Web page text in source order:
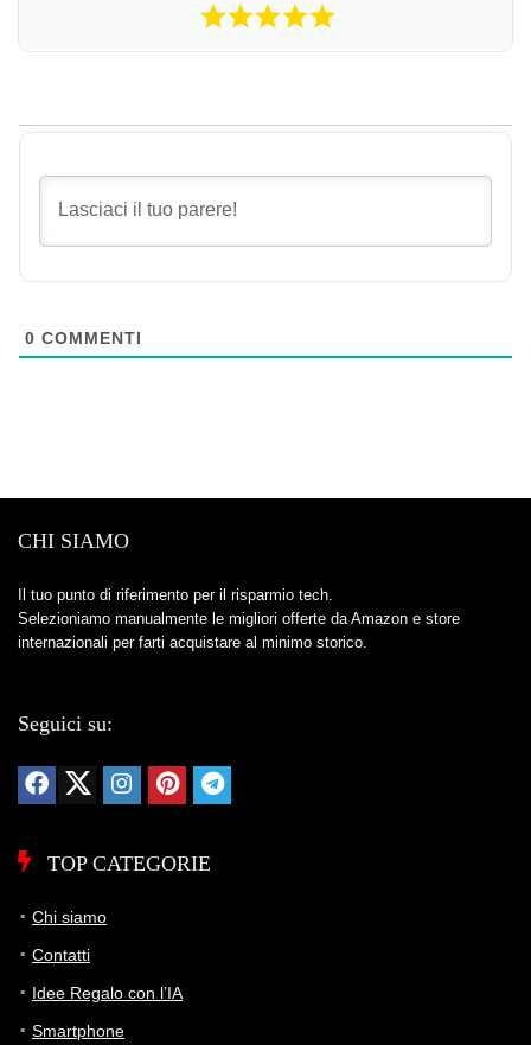
0 COMMENTI
CHI SIAMO
Il tuo punto di riferimento per il risparmio tech.
Selezioniamo manualmente le migliori offerte da Amazon e store
internazionali per farti acquistare al minimo storico.
Seguici su:
TOP CATEGORIE
Chi siamo
Contatti
Idee Regalo con l’IA
Smartphone